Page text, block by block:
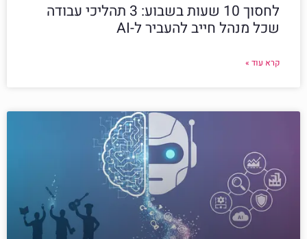
לחסוך 10 שעות בשבוע: 3 תהליכי עבודה
שכל מנהל חייב להעביר ל-AI
קרא עוד »